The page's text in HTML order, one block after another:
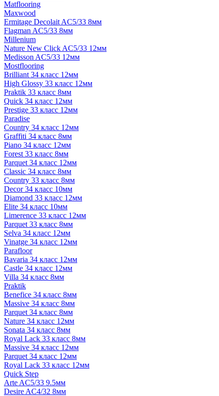
Matflooring
Maxwood
Ermitage Decolait AC5/33 8мм
Flagman AC5/33 8мм
Millenium
Nature New Click AC5/33 12мм
Medisson AC5/33 12мм
Mostflooring
Brilliant 34 класс 12мм
High Glossy 33 класс 12мм
Praktik 33 класс 8мм
Quick 34 класс 12мм
Prestige 33 класс 12мм
Paradise
Country 34 класс 12мм
Graffiti 34 класс 8мм
Piano 34 класс 12мм
Forest 33 класс 8мм
Parquet 34 класс 12мм
Classic 34 класс 8мм
Country 33 класс 8мм
Decor 34 класс 10мм
Diamond 33 класс 12мм
Elite 34 класс 10мм
Limerence 33 класс 12мм
Parquet 33 класс 8мм
Selva 34 класс 12мм
Vinatge 34 класс 12мм
Parafloor
Bavaria 34 класс 12мм
Castle 34 класс 12мм
Villa 34 класс 8мм
Praktik
Benefice 34 класс 8мм
Massive 34 класс 8мм
Parquet 34 класс 8мм
Nature 34 класс 12мм
Sonata 34 класс 8мм
Royal Lack 33 класс 8мм
Massive 34 класс 12мм
Parquet 34 класс 12мм
Royal Lack 33 класс 12мм
Quick Step
Arte AC5/33 9.5мм
Desire AC4/32 8мм